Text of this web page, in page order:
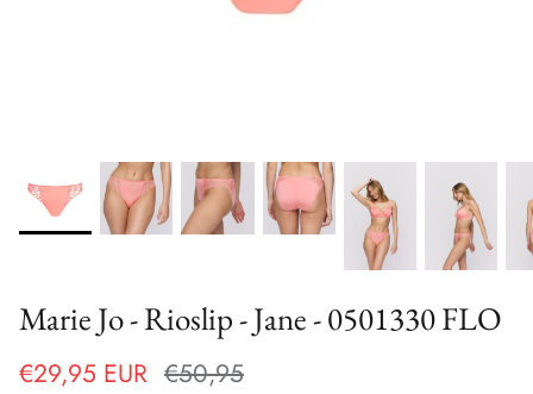
Marie Jo - Rioslip - Jane - 0501330 FLO
€29,95 EUR €50,95